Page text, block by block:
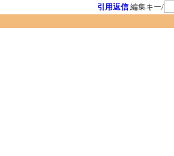
引用返信 編集キー/